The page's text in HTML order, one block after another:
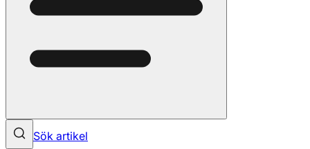
Sök artikel